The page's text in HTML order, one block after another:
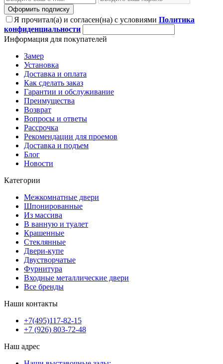
Оформить подписку
Я прочитал(а) и согласен(на) с условиями Политика
конфиденциальности
Информация для покупателей
Замер
Установка
Доставка и оплата
Как сделать заказ
Гарантии и обслуживание
Преимущества
Возврат
Вопросы и ответы
Рассрочка
Рекомендации для проемов
Доставка и подъем
Блог
Новости
Категории
Межкомнатные двери
Шпонированные
Из массива
В ванную и туалет
Крашенные
Стеклянные
Двери-купе
Двустворчатые
Фурнитура
Входные металлические двери
Все бренды
Наши контакты
+7(495)117-82-15
+7 (926) 803-72-48
Наш адрес